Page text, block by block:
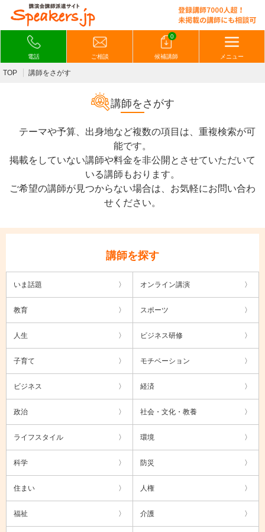
電話 ご相談
0
候補講師 メニュー
TOP 講師をさがす
講師をさがす
テーマや予算、出身地など複数の項目は、重複検索が可
能です。
掲載をしていない講師や料金を非公開とさせていただいて
いる講師もおります。
ご希望の講師が見つからない場合は、お気軽にお問い合わ
せください。
講師を探す
いま話題 オンライン講演
教育 スポーツ
人生 ビジネス研修
子育て モチベーション
ビジネス 経済
政治 社会・文化・教養
ライフスタイル 環境
科学 防災
住まい 人権
福祉 介護